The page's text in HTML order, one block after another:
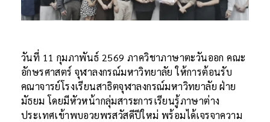
วันที่ 11 กุมภาพันธ์ 2569 ภาควิชาภาษาตะวันออก คณะ
อักษรศาสตร์ จุฬาลงกรณ์มหาวิทยาลัย ให้การต้อนรับ
คณาจารย์โรงเรียนสาธิตจุฬาลงกรณ์มหาวิทยาลัย ฝ่าย
มัธยม โดยมีหัวหน้ากลุ่มสาระการเรียนรู้ภาษาต่าง
ประเทศเข้าพบอวยพรสวัสดีปีใหม่ พร้อมได้เจรจาความ